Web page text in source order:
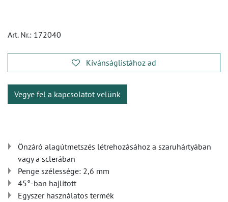
Art. Nr.: 172040
Kívánságlistához ad
Vegye fel a kapcsolatot velünk
Önzáró alagútmetszés létrehozásához a szaruhártyában
vagy a sclerában
Penge szélessége: 2,6 mm
45°-ban hajlított
Egyszer használatos termék